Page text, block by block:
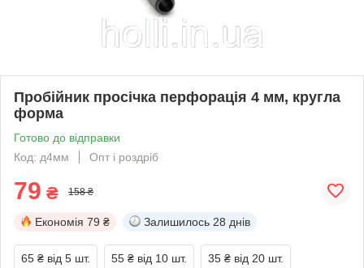
Пробійник просічка перфорація 4 мм, кругла
форма
Готово до відправки
Код: д4мм
Опт і роздріб
79 ₴ 158 ₴
Економія 79 ₴ Залишилось 28 днів
65 ₴ від 5 шт. 55 ₴ від 10 шт. 35 ₴ від 20 шт.